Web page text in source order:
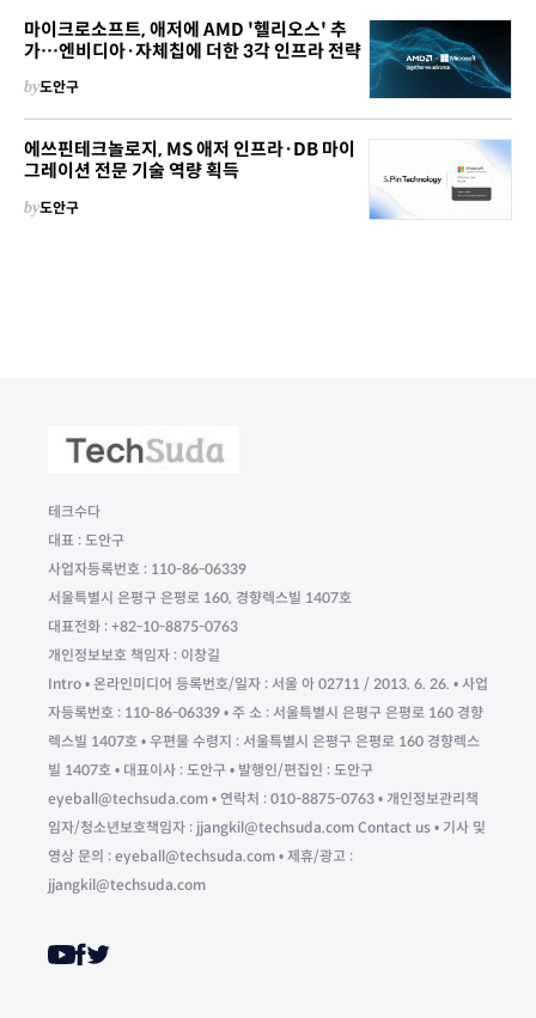
마이크로소프트, 애저에 AMD '헬리오스' 추
가…엔비디아·자체칩에 더한 3각 인프라 전략
by도안구
에쓰핀테크놀로지, MS 애저 인프라·DB 마이
그레이션 전문 기술 역량 획득
by도안구
테크수다
대표 : 도안구
사업자등록번호 : 110-86-06339
서울특별시 은평구 은평로 160, 경향렉스빌 1407호
대표전화 : +82-10-8875-0763
개인정보보호 책임자 : 이창길
Intro • 온라인미디어 등록번호/일자 : 서울 아 02711 / 2013. 6. 26. • 사업
자등록번호 : 110-86-06339 • 주 소 : 서울특별시 은평구 은평로 160 경향
렉스빌 1407호 • 우편물 수령지 : 서울특별시 은평구 은평로 160 경향렉스
빌 1407호 • 대표이사 : 도안구 • 발행인/편집인 : 도안구
eyeball@techsuda.com • 연락처 : 010-8875-0763 • 개인정보관리책
임자/청소년보호책임자 : jjangkil@techsuda.com Contact us • 기사 및
영상 문의 : eyeball@techsuda.com • 제휴/광고 :
jjangkil@techsuda.com